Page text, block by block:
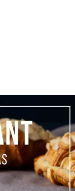
ACESSO PARA PARCEIROS